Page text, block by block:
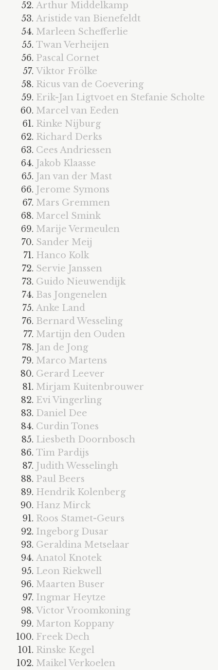
Arthur Middelkamp
Aristide van Bienefeldt
Marleen Schefferlie
Twan Verheijen
Pascal Cornet
Viktor Frölke
Ricus van de Coevering
Erik-Jan Ligtvoet en Stefanie Scholte
Marcel van Eeden
Rinke Nijburg
Richard Derks
Cees Andriessen
Jakob Klaasse
Jan van der Mast
Jerome Symons
Mars Gremmen
Marcel Smink
Marije Vermeulen
Sander Meij
Hanco Kolk
Servie Janssen
Guido Nieuwendijk
Bas Jongenelen
Anke Land
Bernard Wesseling
Martijn den Ouden
Jan de Jong
Marco Martens
Gerard Leever
Mirjam Kuitenbrouwer
Evi Vingerling
Daniel Dee
Curdin Tones
Liesbeth Doornbosch
Tim Pardijs
Judith Wesselingh
Paul Beers
Hendrik Kolenberg
Hanz Mirck
Roos Stamet-Geurs
Ingeborg Dusar
Geraldina Metselaar
Anatol Knotek
Leon Riekwell
Maarten Buser
Ingmar Heytze
Victor Vroomkoning
Marton Koppany
Freek Dech
Rinske Kegel
Maikel Verkoelen